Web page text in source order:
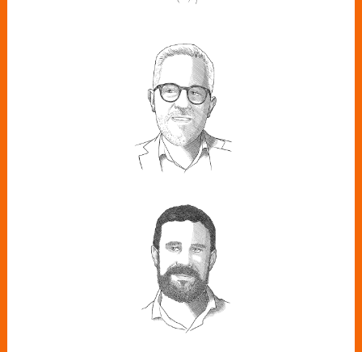
JON MACÍAS
Global Head of Commercial &
Marketing de Edison Next Spain
BORJA
LAFUENTE
Director de Asuntos Públicos de